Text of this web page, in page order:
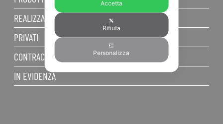
REALIZZAZIONI
PRIVATI
CONTRACT
IN EVIDENZA
Accetta
Rifiuta
Personalizza